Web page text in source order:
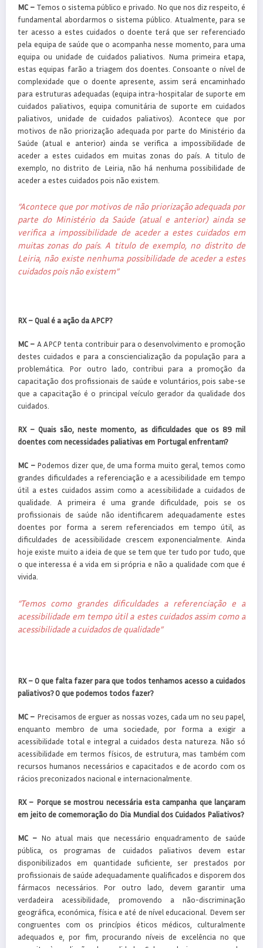
MC – Temos o sistema público e privado. No que nos diz respeito, é
fundamental abordarmos o sistema público. Atualmente, para se
ter acesso a estes cuidados o doente terá que ser referenciado
pela equipa de saúde que o acompanha nesse momento, para uma
equipa ou unidade de cuidados paliativos. Numa primeira etapa,
estas equipas farão a triagem dos doentes. Consoante o nível de
complexidade que o doente apresente, assim será encaminhado
para estruturas adequadas (equipa intra-hospitalar de suporte em
cuidados paliativos, equipa comunitária de suporte em cuidados
paliativos, unidade de cuidados paliativos). Acontece que por
motivos de não priorização adequada por parte do Ministério da
Saúde (atual e anterior) ainda se verifica a impossibilidade de
aceder a estes cuidados em muitas zonas do país. A titulo de
exemplo, no distrito de Leiria, não há nenhuma possibilidade de
aceder a estes cuidados pois não existem.
“Acontece que por motivos de não priorização adequada por
parte do Ministério da Saúde (atual e anterior) ainda se
verifica a impossibilidade de aceder a estes cuidados em
muitas zonas do país. A titulo de exemplo, no distrito de
Leiria, não existe nenhuma possibilidade de aceder a estes
cuidados pois não existem”
RX –Qual é a ação da APCP?
MC – A APCP tenta contribuir para o desenvolvimento e promoção
destes cuidados e para a consciencialização da população para a
problemática. Por outro lado, contribui para a promoção da
capacitação dos profissionais de saúde e voluntários, pois sabe-se
que a capacitação é o principal veículo gerador da qualidade dos
cuidados.
RX – Quais são, neste momento, as dificuldades que os 89 mil
doentes com necessidades paliativas em Portugal enfrentam?
MC – Podemos dizer que, de uma forma muito geral, temos como
grandes dificuldades a referenciação e a acessibilidade em tempo
útil a estes cuidados assim como a acessibilidade a cuidados de
qualidade. A primeira é uma grande dificuldade, pois se os
profissionais de saúde não identificarem adequadamente estes
doentes por forma a serem referenciados em tempo útil, as
dificuldades de acessibilidade crescem exponencialmente. Ainda
hoje existe muito a ideia de que se tem que ter tudo por tudo, que
o que interessa é a vida em si própria e não a qualidade com que é
vivida.
“Temos como grandes dificuldades a referenciação e a
acessibilidade em tempo útil a estes cuidados assim como a
acessibilidade a cuidados de qualidade”
RX –O que falta fazer para que todos tenhamos acesso a cuidados
paliativos? O que podemos todos fazer?
MC – Precisamos de erguer as nossas vozes, cada um no seu papel,
enquanto membro de uma sociedade, por forma a exigir a
acessibilidade total e integral a cuidados desta natureza. Não só
acessibilidade em termos físicos, de estrutura, mas também com
recursos humanos necessários e capacitados e de acordo com os
rácios preconizados nacional e internacionalmente.
RX – Porque se mostrou necessária esta campanha que lançaram
em jeito de comemoração do Dia Mundial dos Cuidados Paliativos?
MC – No atual mais que necessário enquadramento de saúde
pública, os programas de cuidados paliativos devem estar
disponibilizados em quantidade suficiente, ser prestados por
profissionais de saúde adequadamente qualificados e disporem dos
fármacos necessários. Por outro lado, devem garantir uma
verdadeira acessibilidade, promovendo a não-discriminação
geográfica, económica, física e até de nível educacional. Devem ser
congruentes com os princípios éticos médicos, culturalmente
adequados e, por fim, procurando níveis de excelência no que